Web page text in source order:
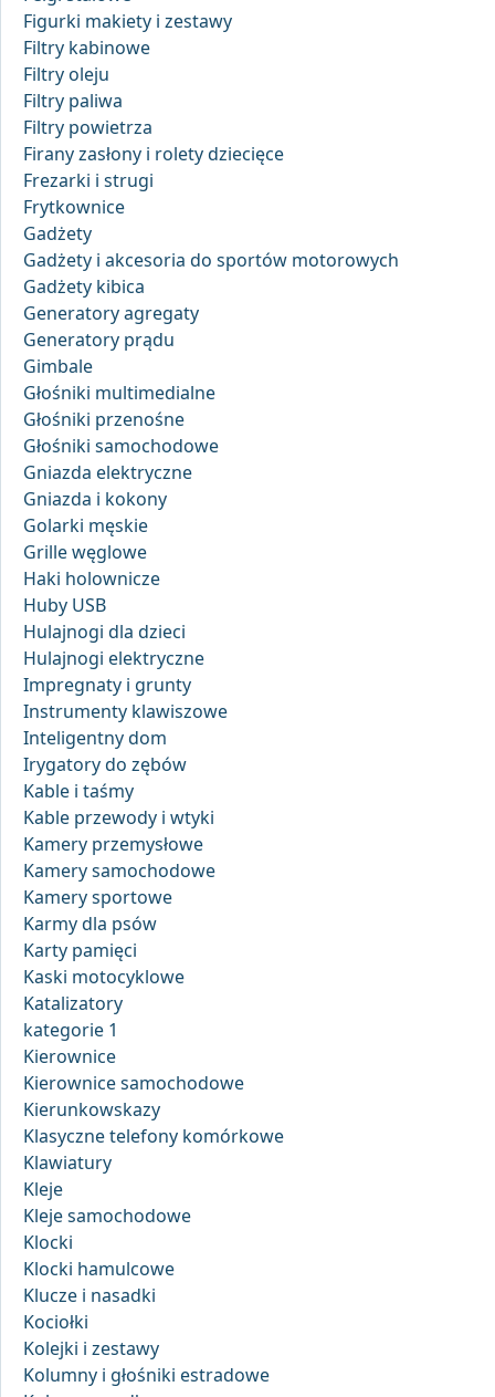
Figurki makiety i zestawy
Filtry kabinowe
Filtry oleju
Filtry paliwa
Filtry powietrza
Firany zasłony i rolety dziecięce
Frezarki i strugi
Frytkownice
Gadżety
Gadżety i akcesoria do sportów motorowych
Gadżety kibica
Generatory agregaty
Generatory prądu
Gimbale
Głośniki multimedialne
Głośniki przenośne
Głośniki samochodowe
Gniazda elektryczne
Gniazda i kokony
Golarki męskie
Grille węglowe
Haki holownicze
Huby USB
Hulajnogi dla dzieci
Hulajnogi elektryczne
Impregnaty i grunty
Instrumenty klawiszowe
Inteligentny dom
Irygatory do zębów
Kable i taśmy
Kable przewody i wtyki
Kamery przemysłowe
Kamery samochodowe
Kamery sportowe
Karmy dla psów
Karty pamięci
Kaski motocyklowe
Katalizatory
kategorie 1
Kierownice
Kierownice samochodowe
Kierunkowskazy
Klasyczne telefony komórkowe
Klawiatury
Kleje
Kleje samochodowe
Klocki
Klocki hamulcowe
Klucze i nasadki
Kociołki
Kolejki i zestawy
Kolumny i głośniki estradowe